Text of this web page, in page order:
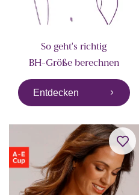
So geht's richtig
BH-Größe berechnen
Entdecken